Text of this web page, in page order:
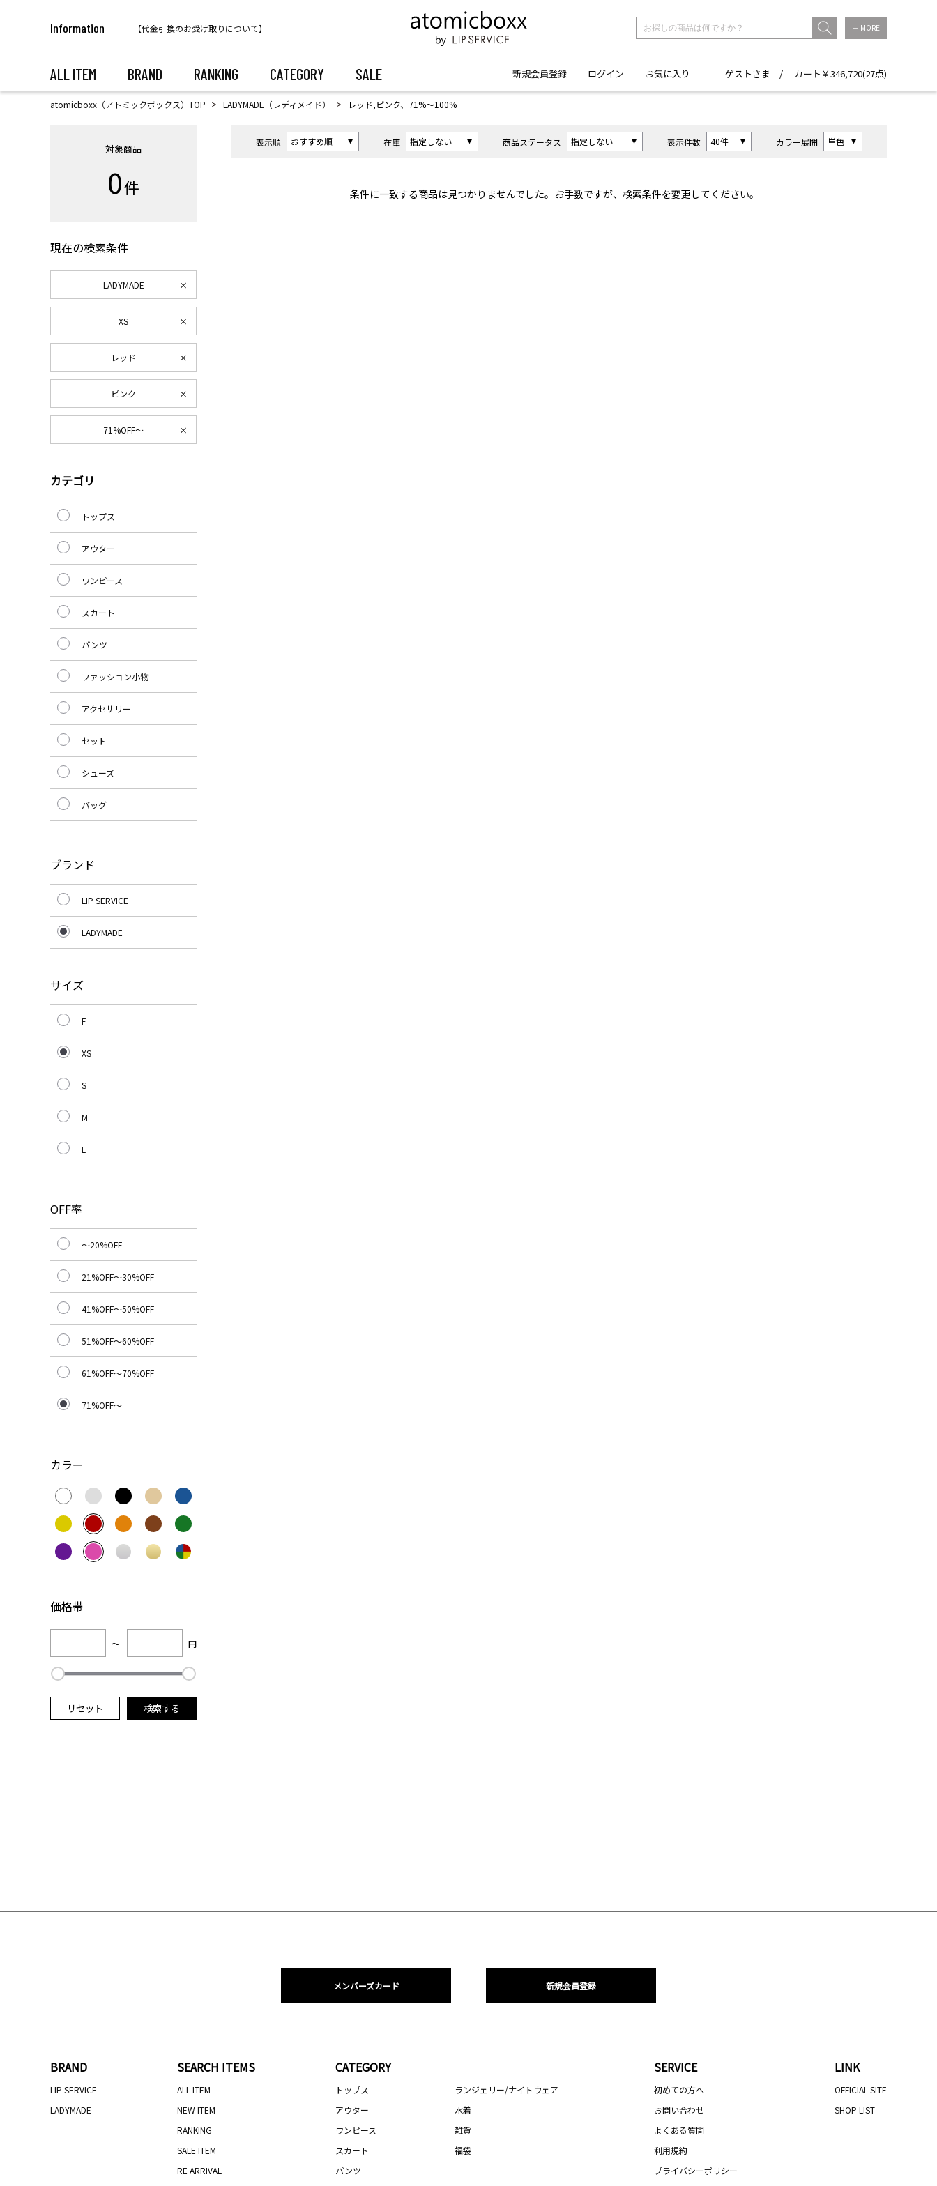
Information
【代金引換のお受け取りについて】
【重要】予約商品のお支払い方法（代金引換）変更に関するお知らせ
＋ MORE
ALL ITEM BRAND RANKING CATEGORY SALE 新規会員登録 ログイン お気に入り ゲストさま / カート￥346,720(27点)
atomicboxx（アトミックボックス）TOP LADYMADE（レディメイド） レッド,ピンク、71%〜100%
表示順 在庫 商品ステータス 表示件数 カラー展開
条件に一致する商品は見つかりませんでした。お手数ですが、検索条件を変更してください。
対象商品
0件
現在の検索条件
LADYMADE
XS
レッド
ピンク
71%OFF～
カテゴリ
トップス
アウター
ワンピース
スカート
パンツ
ファッション小物
アクセサリー
セット
シューズ
バッグ
ブランド
LIP SERVICE
LADYMADE
サイズ
F
XS
S
M
L
OFF率
～20%OFF
21%OFF～30%OFF
41%OFF～50%OFF
51%OFF～60%OFF
61%OFF～70%OFF
71%OFF～
カラー
価格帯
～ 円
リセット 検索する
メンバーズカード 新規会員登録
BRAND
LIP SERVICE
LADYMADE
SEARCH ITEMS
ALL ITEM
NEW ITEM
RANKING
SALE ITEM
RE ARRIVAL
CATEGORY
トップス
アウター
ワンピース
スカート
パンツ
ランジェリー/ナイトウェア
水着
雑貨
福袋
SERVICE
初めての方へ
お問い合わせ
よくある質問
利用規約
プライバシーポリシー
LINK
OFFICIAL SITE
SHOP LIST